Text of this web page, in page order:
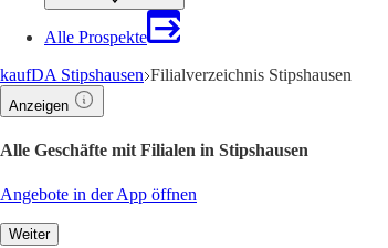
Alle Prospekte
kaufDA Stipshausen Filialverzeichnis Stipshausen
Anzeigen
Alle Geschäfte mit Filialen in Stipshausen
Angebote in der App öffnen
Weiter